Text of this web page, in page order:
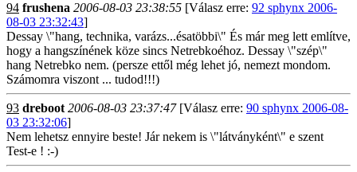
94 frushena 2006-08-03 23:38:55 [Válasz erre: 92 sphynx 2006-
08-03 23:32:43]
Dessay \"hang, technika, varázs...ésatöbbi\" És már meg lett említve,
hogy a hangszínének köze sincs Netrebkoéhoz. Dessay \"szép\"
hang Netrebko nem. (persze ettől még lehet jó, nemezt mondom.
Számomra viszont ... tudod!!!)
93 dreboot 2006-08-03 23:37:47[Válasz erre: 90 sphynx 2006-08-
03 23:32:06]
Nem lehetsz ennyire beste! Jár nekem is \"látványként\" e szent
Test-e ! :-)